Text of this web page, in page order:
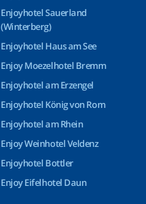
Enjoyhotel Sauerland
(Winterberg)
Enjoyhotel Haus am See
Enjoy Moezelhotel Bremm
Enjoyhotel am Erzengel
Enjoyhotel König von Rom
Enjoyhotel am Rhein
Enjoy Weinhotel Veldenz
Enjoyhotel Bottler
Enjoy Eifelhotel Daun